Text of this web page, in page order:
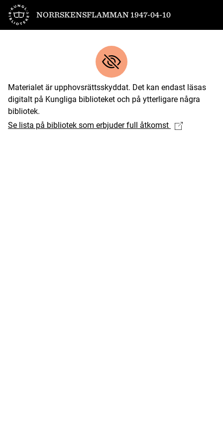
Till startsidan
NORRSKENSFLAMMAN 1947-04-10
Materialet är upphovsrättsskyddat. Det kan endast läsas
digitalt på Kungliga biblioteket och på ytterligare några
bibliotek.
Se lista på bibliotek som erbjuder full åtkomst